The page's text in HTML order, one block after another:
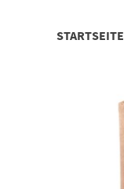
STARTSEITE